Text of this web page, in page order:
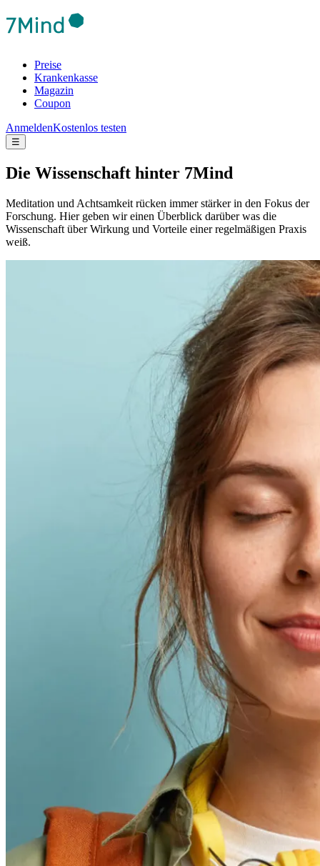
Preise
Krankenkasse
Magazin
Coupon
AnmeldenKostenlos testen
☰
Die Wis­sen­schaft hinter 7Mind
Meditation und Achtsamkeit rücken immer stärker in den Fokus der
Forschung. Hier geben wir einen Überblick darüber was die
Wissenschaft über Wirkung und Vorteile einer regelmäßigen Praxis
weiß.